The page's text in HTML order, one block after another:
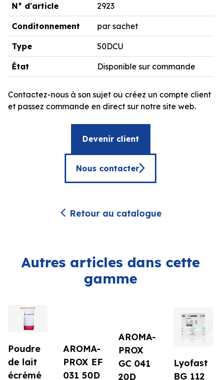
N° d'article 2923
Conditonnement par sachet
Type 50DCU
État Disponible sur commande
Contactez-nous à son sujet ou créez un compte client
et passez commande en direct sur notre site web.
Devenir client
Nous contacter
Retour au catalogue
Autres articles dans cette
gamme
Poudre
de lait
écrémé
AROMA-
PROX EF
031 50D
AROMA-
PROX
GC 041
20D
Lyofast
BG 112